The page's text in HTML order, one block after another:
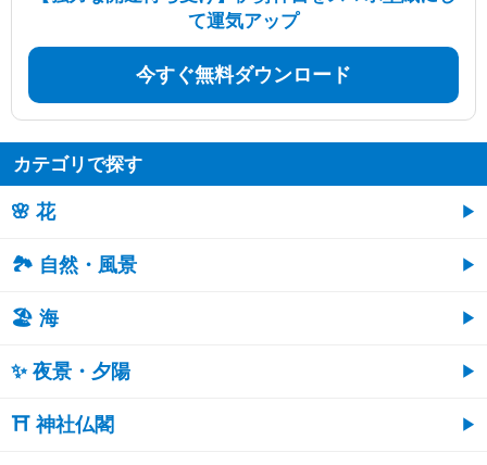
て運気アップ
今すぐ無料ダウンロード
カテゴリで探す
🌸 花
🏞️ 自然・風景
🏖 海
✨ 夜景・夕陽
⛩ 神社仏閣